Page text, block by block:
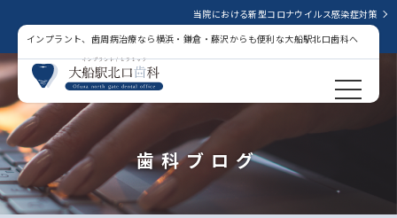
当院における新型コロナウイルス感染症対策
インプラント、歯周病治療なら横浜・鎌倉・藤沢からも便利な大船駅北口歯科へ
歯科ブログ